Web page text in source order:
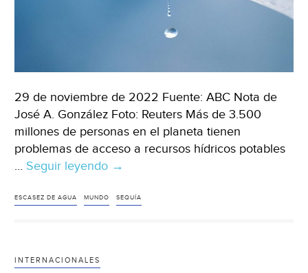
29 de noviembre de 2022 Fuente: ABC Nota de
José A. González Foto: Reuters Más de 3.500
millones de personas en el planeta tienen
problemas de acceso a recursos hídricos potables
… Seguir leyendo Mundo
El
→
ESCASEZ DE AGUA MUNDO SEQUÍA
INTERNACIONALES